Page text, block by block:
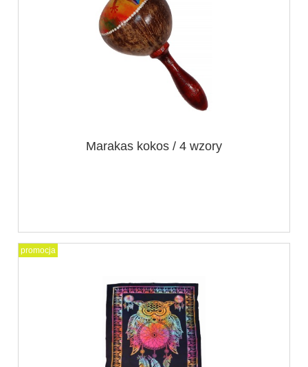
Marakas kokos / 4 wzory
promocja